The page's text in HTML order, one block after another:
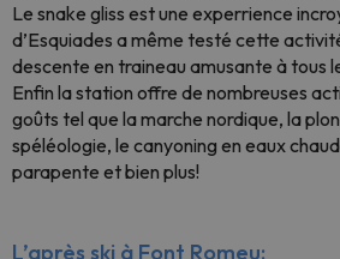
Le snake gliss est une experrience
d’Esquiades a même testé cette
descente en traineau amusante à tous
Enfin la station offre de nombreuses
goûts tel que la marche nordique, la
spéléologie, le canyoning en eaux
parapente et bien plus!
L’après ski à Font Romeu: